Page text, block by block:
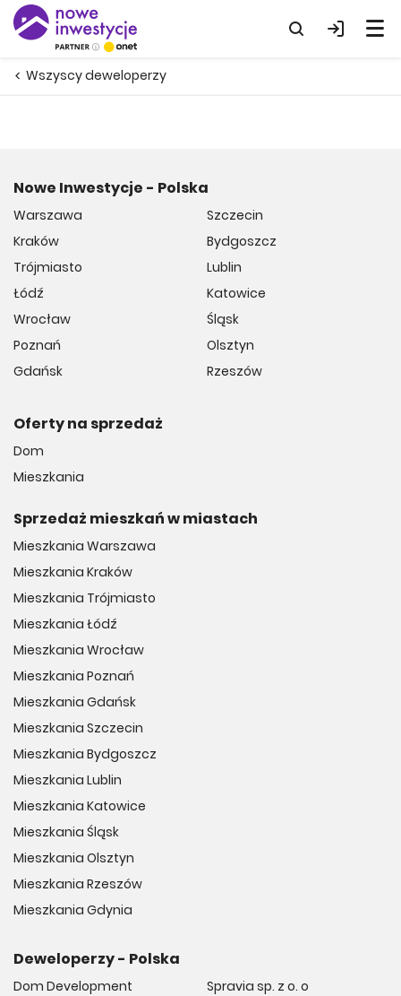
Wszyscy deweloperzy
Nowe Inwestycje - Polska
Warszawa
Kraków
Trójmiasto
Łódź
Wrocław
Poznań
Gdańsk
Szczecin
Bydgoszcz
Lublin
Katowice
Śląsk
Olsztyn
Rzeszów
Oferty na sprzedaż
Dom
Mieszkania
Sprzedaż mieszkań w miastach
Mieszkania Warszawa
Mieszkania Kraków
Mieszkania Trójmiasto
Mieszkania Łódź
Mieszkania Wrocław
Mieszkania Poznań
Mieszkania Gdańsk
Mieszkania Szczecin
Mieszkania Bydgoszcz
Mieszkania Lublin
Mieszkania Katowice
Mieszkania Śląsk
Mieszkania Olsztyn
Mieszkania Rzeszów
Mieszkania Gdynia
Deweloperzy - Polska
Dom Development
Spravia sp. z o. o